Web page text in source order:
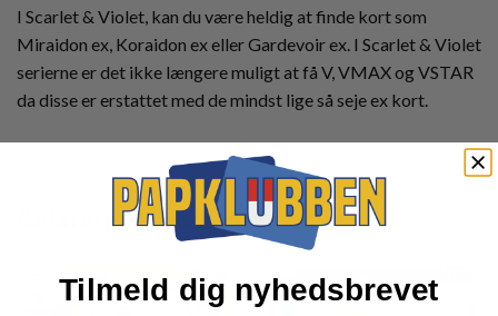
I Scarlet & Violet, kan du være heldig at finde kort som
Miraidon ex, Koraidon ex eller Gardevoir ex. I Scarlet & Violet
serierne er det ikke længere muligt at få V, VMAX og VSTAR
da disse er erstattet med de mindst lige så seje ex kort.
Relaterede produkter
Tilmeld dig nyhedsbrevet